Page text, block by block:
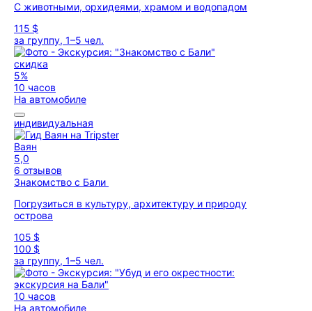
С животными, орхидеями, храмом и водопадом
115 $
за группу, 1–5 чел.
скидка
5%
10 часов
На автомобиле
индивидуальная
Ваян
5,0
6 отзывов
Знакомство с Бали
Погрузиться в культуру, архитектуру и природу
острова
105 $
100 $
за группу, 1–5 чел.
10 часов
На автомобиле